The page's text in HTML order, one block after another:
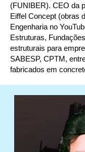
(FUNIBER). CEO da
Eiffel Concept (obras
Engenharia no
Estruturas,
estruturais para
SABESP, CPTM,
fabricados em